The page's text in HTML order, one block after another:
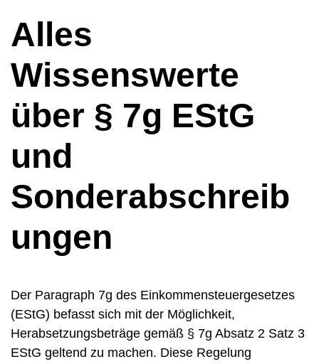
Alles
Wissenswerte
über § 7g EStG
und
Sonderabschreib
ungen
Der Paragraph 7g des Einkommensteuergesetzes
(EStG) befasst sich mit der Möglichkeit,
Herabsetzungsbeträge gemäß § 7g Absatz 2 Satz 3
EStG geltend zu machen. Diese Regelung